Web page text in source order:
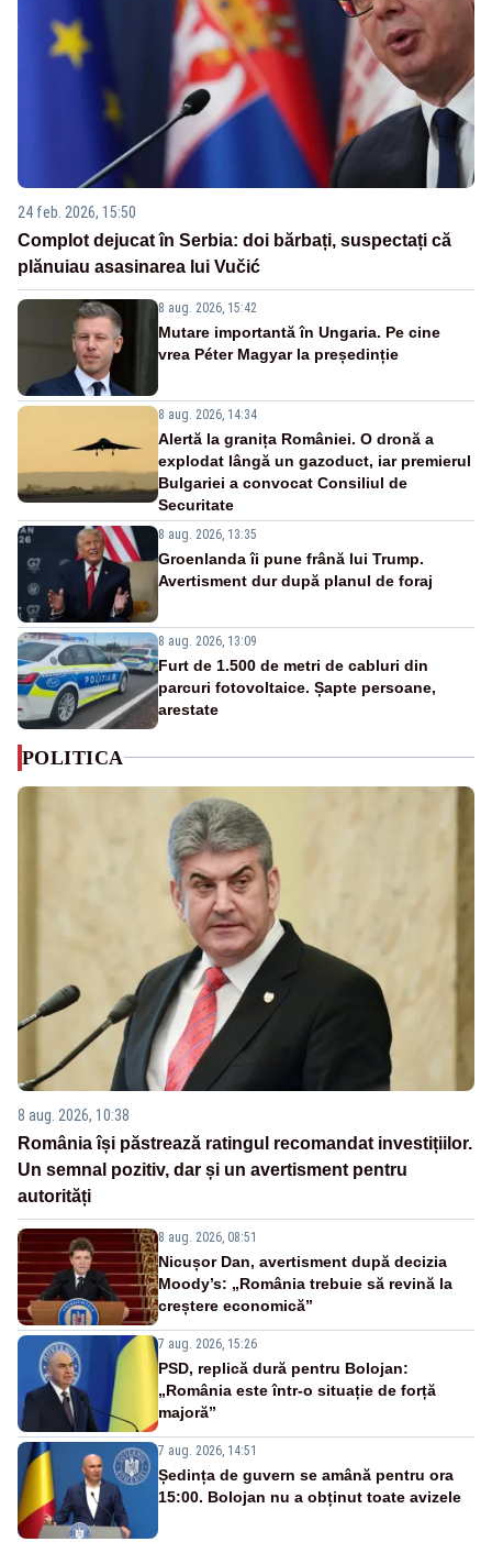
24 feb. 2026, 15:50
Complot dejucat în Serbia: doi bărbați, suspectați că
plănuiau asasinarea lui Vučić
8 aug. 2026, 15:42
Mutare importantă în Ungaria. Pe cine
vrea Péter Magyar la președinție
8 aug. 2026, 14:34
Alertă la granița României. O dronă a
explodat lângă un gazoduct, iar premierul
Bulgariei a convocat Consiliul de
Securitate
8 aug. 2026, 13:35
Groenlanda îi pune frână lui Trump.
Avertisment dur după planul de foraj
8 aug. 2026, 13:09
Furt de 1.500 de metri de cabluri din
parcuri fotovoltaice. Șapte persoane,
arestate
POLITICA
8 aug. 2026, 10:38
România își păstrează ratingul recomandat investițiilor.
Un semnal pozitiv, dar și un avertisment pentru
autorități
8 aug. 2026, 08:51
Nicușor Dan, avertisment după decizia
Moody’s: „România trebuie să revină la
creștere economică”
7 aug. 2026, 15:26
PSD, replică dură pentru Bolojan:
„România este într-o situație de forță
majoră”
7 aug. 2026, 14:51
Ședința de guvern se amână pentru ora
15:00. Bolojan nu a obținut toate avizele